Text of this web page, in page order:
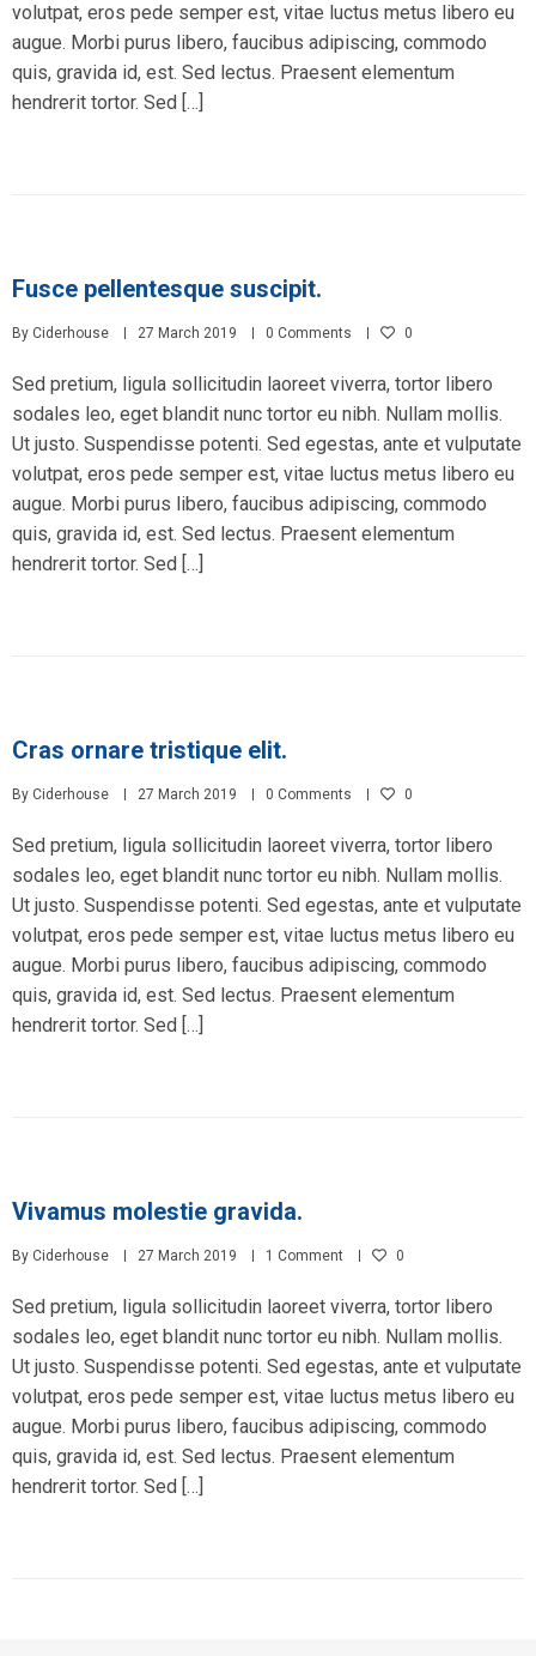
volutpat, eros pede semper est, vitae luctus metus libero eu
augue. Morbi purus libero, faucibus adipiscing, commodo
quis, gravida id, est. Sed lectus. Praesent elementum
hendrerit tortor. Sed […]
Fusce pellentesque suscipit.
By Ciderhouse 27 March 2019 0 Comments 0
Sed pretium, ligula sollicitudin laoreet viverra, tortor libero
sodales leo, eget blandit nunc tortor eu nibh. Nullam mollis.
Ut justo. Suspendisse potenti. Sed egestas, ante et vulputate
volutpat, eros pede semper est, vitae luctus metus libero eu
augue. Morbi purus libero, faucibus adipiscing, commodo
quis, gravida id, est. Sed lectus. Praesent elementum
hendrerit tortor. Sed […]
Cras ornare tristique elit.
By Ciderhouse 27 March 2019 0 Comments 0
Sed pretium, ligula sollicitudin laoreet viverra, tortor libero
sodales leo, eget blandit nunc tortor eu nibh. Nullam mollis.
Ut justo. Suspendisse potenti. Sed egestas, ante et vulputate
volutpat, eros pede semper est, vitae luctus metus libero eu
augue. Morbi purus libero, faucibus adipiscing, commodo
quis, gravida id, est. Sed lectus. Praesent elementum
hendrerit tortor. Sed […]
Vivamus molestie gravida.
By Ciderhouse 27 March 2019 1 Comment 0
Sed pretium, ligula sollicitudin laoreet viverra, tortor libero
sodales leo, eget blandit nunc tortor eu nibh. Nullam mollis.
Ut justo. Suspendisse potenti. Sed egestas, ante et vulputate
volutpat, eros pede semper est, vitae luctus metus libero eu
augue. Morbi purus libero, faucibus adipiscing, commodo
quis, gravida id, est. Sed lectus. Praesent elementum
hendrerit tortor. Sed […]